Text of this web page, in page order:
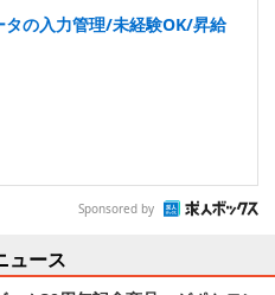
の入力管理/未経験OK/昇給
Sponsored by
ュース